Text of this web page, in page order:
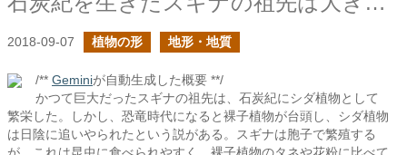
2018-09-07 植物の形 地形・地質
/** Geminiが自動生成した概要 **/
かつて巨大だったスギナの祖先は、石炭紀にシダ植物として
繁栄した。しかし、恐竜時代になると裸子植物が台頭し、シダ植物
は日陰に追いやられたという説がある。スギナは胞子で繁殖する